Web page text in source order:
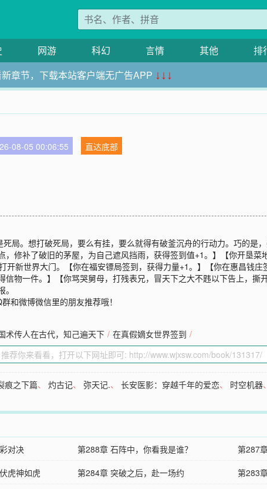
网游 科幻 言情 其他 排
章节，下载本站客户端无广告APP ↓↓↓
08-05 00:06:55
直达底部
局。想打破死局，要么有挂，要么就得有破釜沉舟的行动力。巧的是
修补了破旧的茅屋，为自己遮风挡雨，获得签到值+1。】【你开垦菜
新世界大门。【你在福安镖局签到，获得力量+1。】【你在惠昌钱庄
物一件。】【你骂哭舅母，打残表兄，冒天下之大不韪以下告上，撕
和微博微信里的朋友推荐哦！
术传人在古代，知己遍天下 / 在真假嫡女世界签到 /
痕之下篇、灼古记、弥天记.、长安医影：穿越千年的爱恋、 时空机器
对决 第288章 石阵中，你看我是谁？
第287
虎神如虎 第284章 突破之后，赴一场约
第283